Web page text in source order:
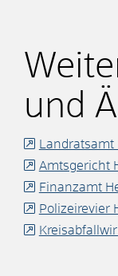
und
Amtsgericht
Finanzamt
Polizeirevier